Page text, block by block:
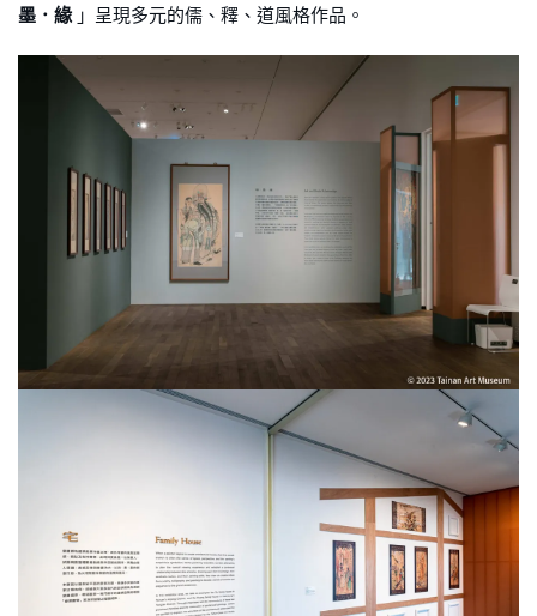
墨．緣」呈現多元的儒、釋、道風格作品。